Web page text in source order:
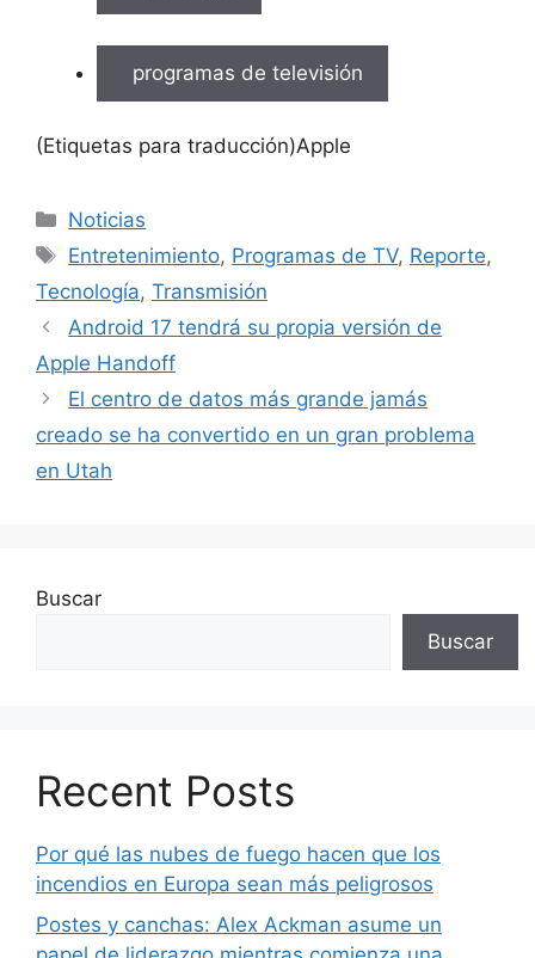
programas de televisión
(Etiquetas para traducción)Apple
Categorías
Noticias
Etiquetas
Entretenimiento, Programas de TV, Reporte,
Tecnología, Transmisión
Android 17 tendrá su propia versión de
Apple Handoff
El centro de datos más grande jamás
creado se ha convertido en un gran problema
en Utah
Buscar
Buscar
Recent Posts
Por qué las nubes de fuego hacen que los
incendios en Europa sean más peligrosos
Postes y canchas: Alex Ackman asume un